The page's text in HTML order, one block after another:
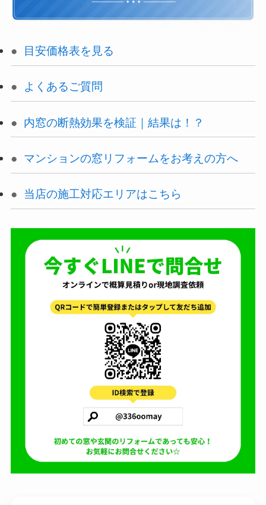
目安価格表を見る
よくあるご質問
内窓の断熱効果を検証｜結果は！？
マンションの窓リフォームをお考えの方へ
当店の施工対応エリアはこちら